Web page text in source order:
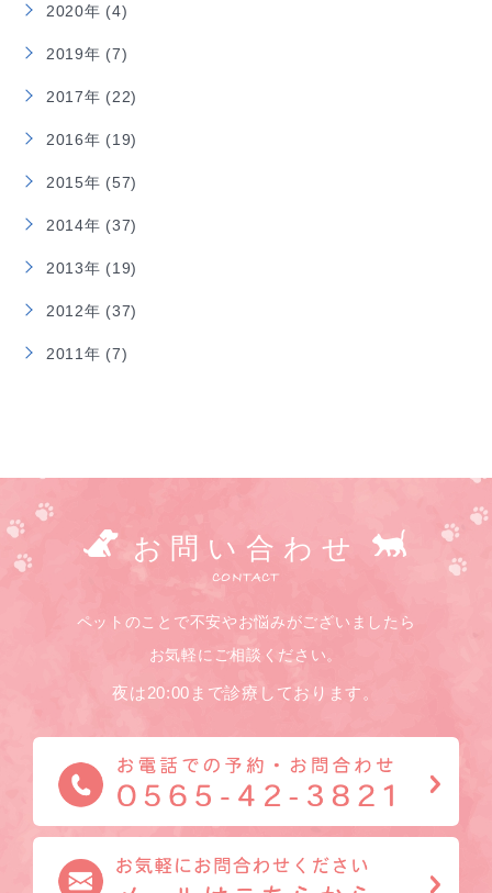
2020年 (4)
2019年 (7)
2017年 (22)
2016年 (19)
2015年 (57)
2014年 (37)
2013年 (19)
2012年 (37)
2011年 (7)
お問い合わせ
CONTACT
ペットのことで不安やお悩みがございましたら
お気軽にご相談ください。
夜は20:00まで診療しております。